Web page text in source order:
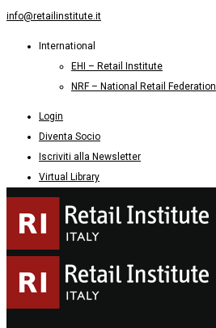
info@retailinstitute.it
International
EHI – Retail Institute
NRF – National Retail Federation
Login
Diventa Socio
Iscriviti alla Newsletter
Virtual Library